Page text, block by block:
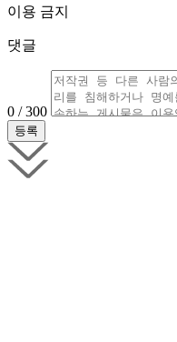
이용 금지
댓글
0 / 300